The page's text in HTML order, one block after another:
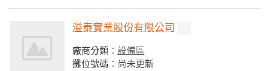
溢泰實業股份有限公司
廠商分類： 設備區
攤位號碼：尚未更新